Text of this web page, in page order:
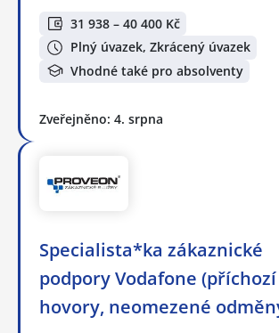
31 938 – 40 400 Kč
Plný úvazek, Zkrácený úvazek
Vhodné také pro absolventy
Zveřejněno: 4. srpna
Specialista*ka zákaznické
podpory Vodafone (příchozí
hovory, neomezené